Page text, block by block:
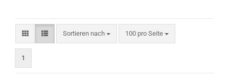
Sortieren nach
Sortieren nach 100 pro Seite
pro Seite
1